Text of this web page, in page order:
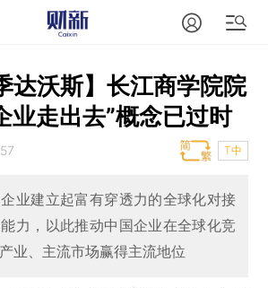
达沃斯】长江商学院院
业走出去”概念已过时
T中
业建立起富有穿透力的全球化对接
力，以此推动中国企业在全球化竞
业、主流市场赢得主流地位